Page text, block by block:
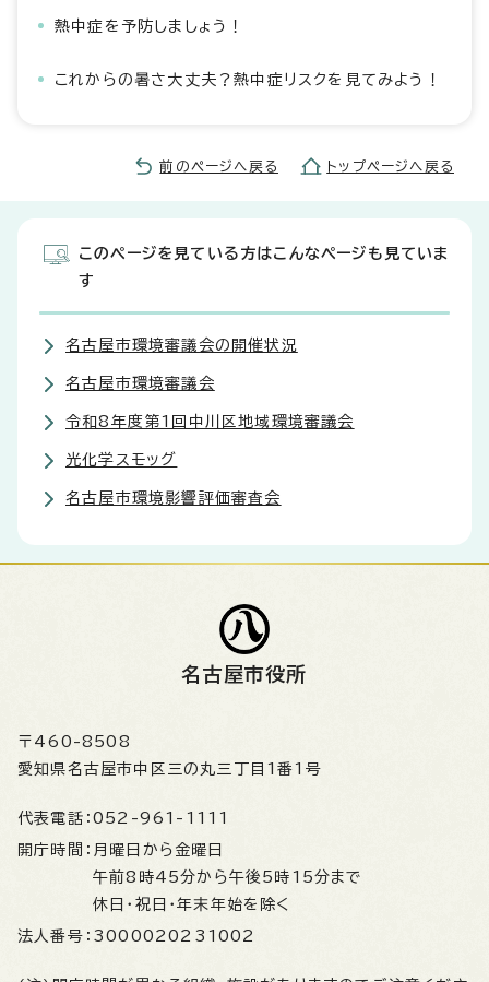
熱中症を予防しましょう！
これからの暑さ大丈夫？熱中症リスクを見てみよう！
前のページへ戻る トップページへ戻る
このページを見ている方はこんなページも見ていま
す
名古屋市環境審議会の開催状況
名古屋市環境審議会
令和8年度第1回中川区地域環境審議会
光化学スモッグ
名古屋市環境影響評価審査会
名古屋市役所
〒460-8508
愛知県名古屋市中区三の丸三丁目1番1号
代表電話： 052-961-1111
開庁時間： 月曜日から金曜日
午前8時45分から午後5時15分まで
休日・祝日・年末年始を除く
法人番号： 3000020231002